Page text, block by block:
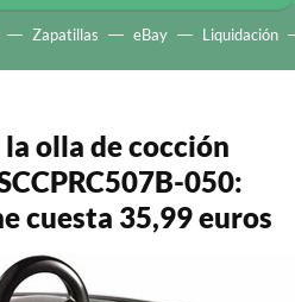
Zapatillas eBay Liquidación
olla de cocción
050:
cuesta 35,99 euros